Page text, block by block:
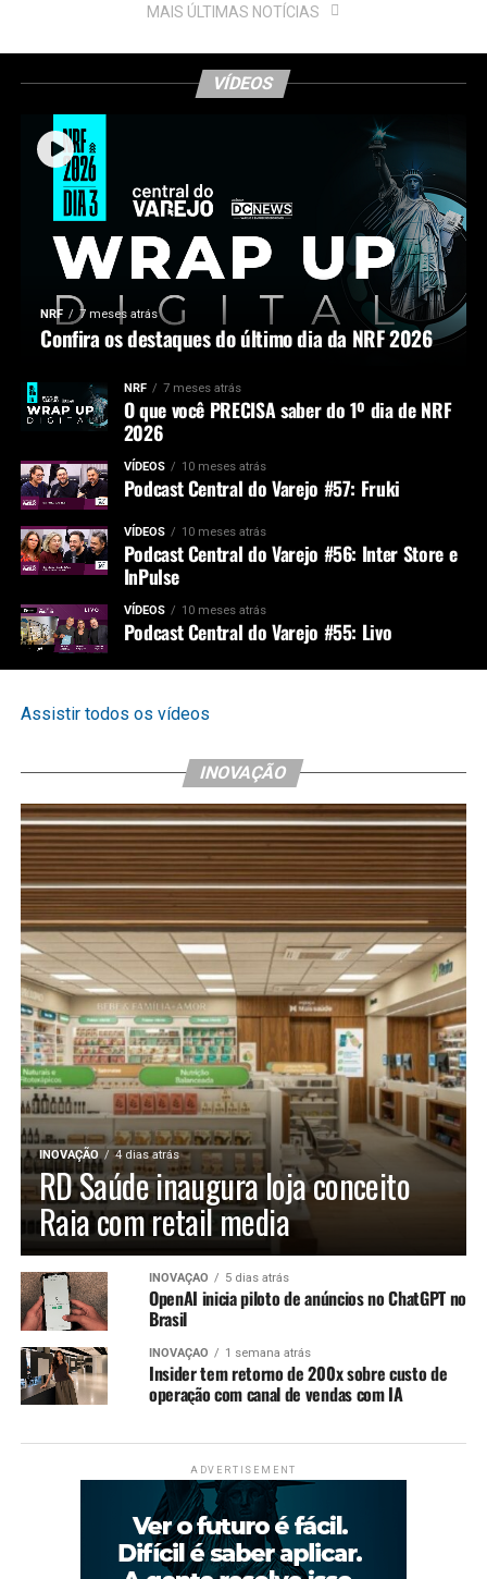
MAIS ÚLTIMAS NOTÍCIAS
VÍDEOS
NRF 7 meses atrás
Confira os destaques do último dia da NRF 2026
NRF 7 meses atrás
O que você PRECISA saber do 1º dia de NRF
2026
VÍDEOS 10 meses atrás
Podcast Central do Varejo #57: Fruki
VÍDEOS 10 meses atrás
Podcast Central do Varejo #56: Inter Store e
InPulse
VÍDEOS 10 meses atrás
Podcast Central do Varejo #55: Livo
Assistir todos os vídeos
INOVAÇÃO
INOVAÇÃO 4 dias atrás
RD Saúde inaugura loja conceito
Raia com retail media
INOVAÇÃO 5 dias atrás
OpenAI inicia piloto de anúncios no ChatGPT no
Brasil
INOVAÇÃO 1 semana atrás
Insider tem retorno de 200x sobre custo de
operação com canal de vendas com IA
ADVERTISEMENT